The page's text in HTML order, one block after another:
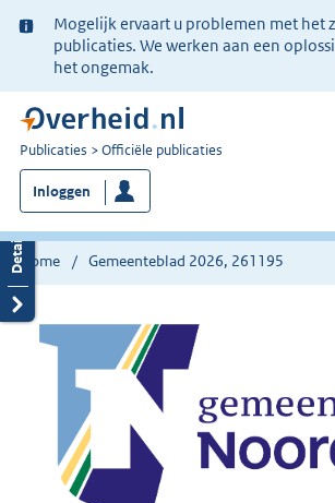
Ter
informatie:
Mogelijk ervaart u problemen met het
publicaties. We werken aan een
het ongemak.
U
bent
nu
hier:
Publicaties Officiële publicaties
Inloggen
Home Gemeenteblad 2026, 261195